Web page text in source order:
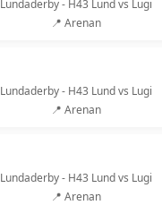
Lundaderby - H43 Lund vs Lugi
📍 Arenan
Lundaderby - H43 Lund vs Lugi
📍 Arenan
Lundaderby - H43 Lund vs Lugi
📍 Arenan